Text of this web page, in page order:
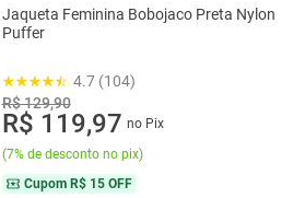
Jaqueta Feminina Bobojaco Preta Nylon
Puffer
4.7 (104)
R$ 129,90
R$ 119,97 no Pix
(7% de desconto no pix)
Cupom R$ 15 OFF